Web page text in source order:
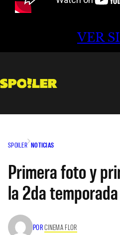
VER
SPOILER NOTICIAS
Primera foto y
la 2da temporada
PORCINEMA FLOR